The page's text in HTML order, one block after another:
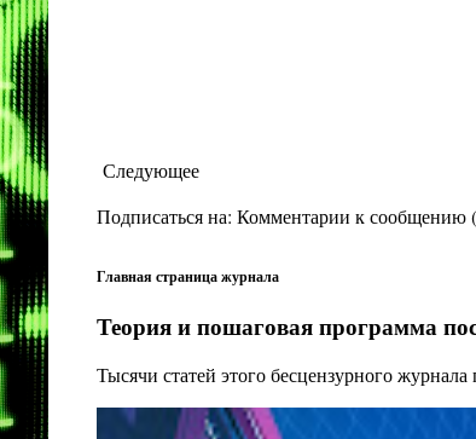
Следующее
Подписаться на: Комментарии к сообщению
Главная страница журнала
Теория и пошаговая программа
Тысячи статей этого бесцензурного